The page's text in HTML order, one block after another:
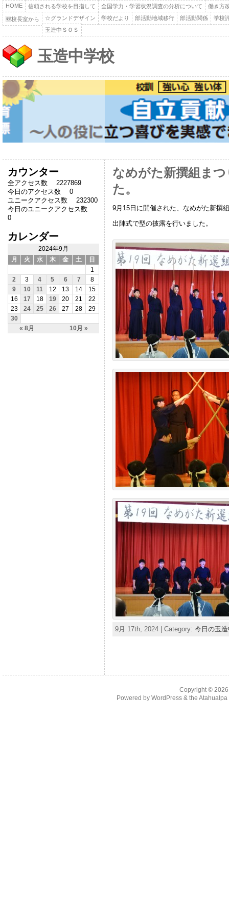
HOME 信頼される学校を目指して 全国学力・学習状況調査の分析について 働き方
🆕校長室から ☆グランドデザイン 学校だより 部活動地域移行 部活動関係
学校
玉造中ＳＯＳ
玉造中学校
カウンター
全アクセス数 2227869
今日のアクセス数 0
ユニークアクセス数 232300
今日のユニークアクセス数
0
カレンダー
2024年9月
月
火 水 木 金 土 日
« 8月 10月 »
1
2
3 4 5 6 7
8
9
10 11 12 13 14
15
16
17 18 19 20 21
22
23
24 25 26 27 28
29
30
なめがた新撰組ま
た。
9月15日に開催された、なめがた新撰
出陣式で型の披露を行いました。
9月 17th, 2024 | Category: 今日の玉
Copyright ©
Powered by WordPress& the Atahualpa